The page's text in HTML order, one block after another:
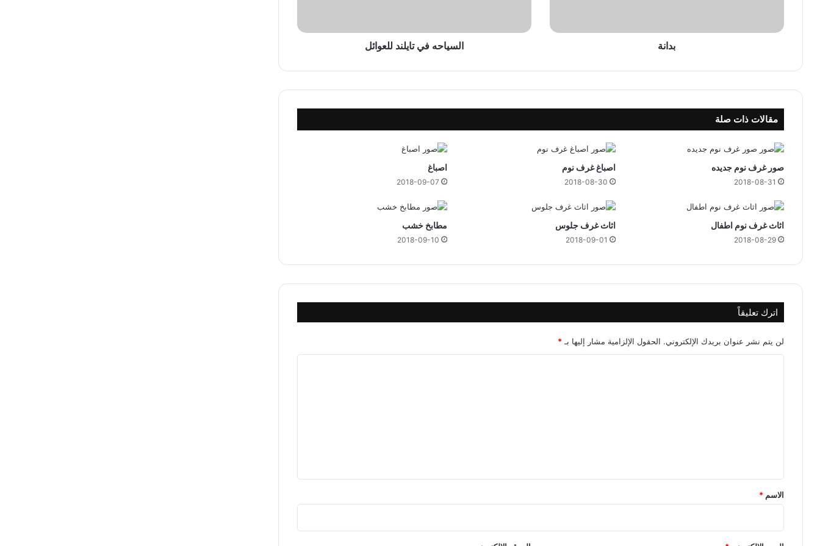
بدانة
ي
ي
د
ل
السياحه في تايلند للعوائل
مقالات ذات صلة
صور غرف نوم جديده
2018-08-31
اصباغ غرف نوم
2018-08-30
اصباغ
2018-09-07
اثاث غرف نوم اطفال
2018-08-29
اثاث غرف جلوس
2018-09-01
مطابخ خشب
2018-09-10
اترك تعليقاً
لن يتم نشر عنوان بريدك الإلكتروني. الحقول الإلزامية مشار إليها بـ*
*
الاسم*